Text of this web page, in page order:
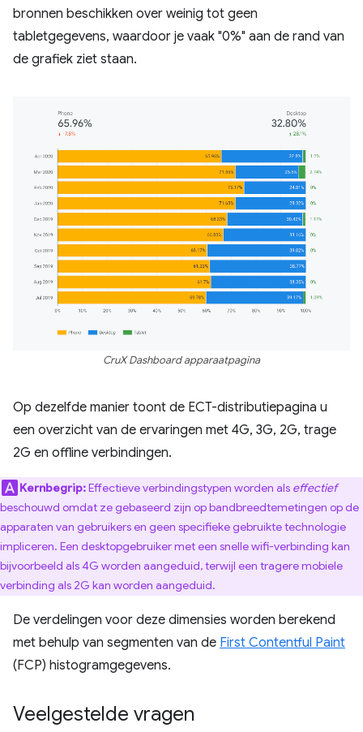
bronnen beschikken over weinig tot geen
tabletgegevens, waardoor je vaak "0%" aan de rand van
de grafiek ziet staan.
CruX Dashboard apparaatpagina
Op dezelfde manier toont de ECT-distributiepagina u
een overzicht van de ervaringen met 4G, 3G, 2G, trage
2G en offline verbindingen.
Kernbegrip:Effectieve verbindingstypen worden als effectief
beschouwd omdat ze gebaseerd zijn op bandbreedtemetingen op de
apparaten van gebruikers en geen specifieke gebruikte technologie
impliceren. Een desktopgebruiker met een snelle wifi-verbinding kan
bijvoorbeeld als 4G worden aangeduid, terwijl een tragere mobiele
verbinding als 2G kan worden aangeduid.
De verdelingen voor deze dimensies worden berekend
met behulp van segmenten van de First Contentful Paint
(FCP) histogramgegevens.
Veelgestelde vragen